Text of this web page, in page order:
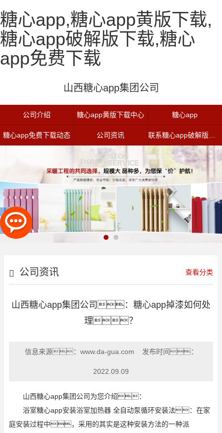
糖心app,糖心app黄版下载,
糖心app破解版下载,糖心
app免费下载
山西糖心app集团公司
公司介绍 糖心app黄版下载中心 糖心app
糖心app免费下载动态 公司资讯
公司资讯 查看分类
山西糖心app集团公司：糖心app掉漆如何处
理？
信息来源： www.da-gua.com 发布时间：
2022.09.09
山西糖心app集团公司为您介绍：
浴室糖心app安装浴室加热器 全自动泵循环安装法：在家
庭安装过程中，采用的其实是这种安装方法的一种派